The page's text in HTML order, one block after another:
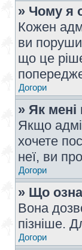
» Чому я
Кожен
ви
що це
Догори
» Як
Якщо
хочете
неї, ви
Догори
» Що
Вона
пізніше.
Догори